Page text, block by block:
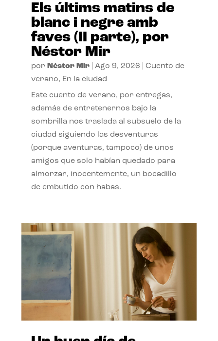
Els últims matins de
blanc i negre amb
faves (II parte), por
Néstor Mir
por Néstor Mir| Ago 9, 2026
Cuento de
verano, En la ciudad
Este cuento de verano, por entregas,
además de entretenernos bajo la
sombrilla nos traslada al subsuelo de la
ciudad siguiendo las desventuras
(porque aventuras, tampoco) de unos
amigos que solo habían quedado para
almorzar, inocentemente, un bocadillo
de embutido con habas.